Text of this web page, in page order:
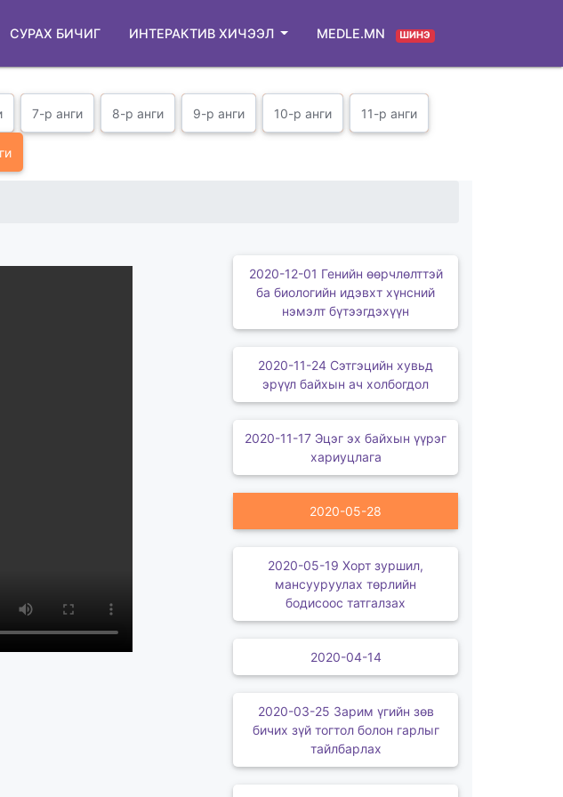
СУРАХ БИЧИГ ИНТЕРАКТИВ ХИЧЭЭЛ MEDLE.MN ШИНЭ
7-р анги 8-р анги 9-р анги 10-р анги 11-р анги
2020-12-01 Генийн өөрчлөлттэй
ба биологийн идэвхт хүнсний
нэмэлт бүтээгдэхүүн
2020-11-24 Cэтгэцийн хувьд
эрүүл байхын ач холбогдол
2020-11-17 Эцэг эх байхын үүрэг
хариуцлага
2020-05-28
2020-05-19 Хорт зуршил,
мансууруулах төрлийн
бодисоос татгалзах
2020-04-14
2020-03-25 Зарим үгийн зөв
бичих зүй тогтол болон гарлыг
тайлбарлах